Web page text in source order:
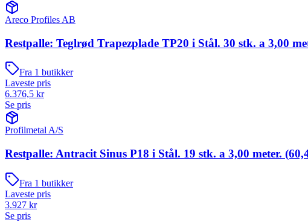
Areco Profiles AB
Restpalle: Teglrød Trapezplade TP20 i Stål. 30 stk. a 3,00
Fra 1 butikker
Laveste pris
6.376,5 kr
Se pris
Profilmetal A/S
Restpalle: Antracit Sinus P18 i Stål. 19 stk. a 3,00 meter.
Fra 1 butikker
Laveste pris
3.927 kr
Se pris